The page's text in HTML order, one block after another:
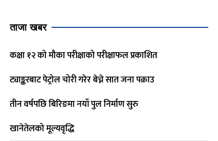
ताजा खबर
कक्षा १२ को मौका परीक्षाको परीक्षाफल प्रकाशित
ट्याङ्करबाट पेट्रोल चोरी गरेर बेच्ने सात जना पक्राउ
तीन वर्षपछि बिरिङमा नयाँ पुल निर्माण सुरु
खानेतेलको मूल्यवृद्धि